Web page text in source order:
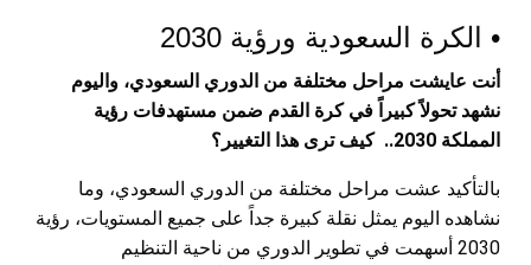
• الكرة السعودية ورؤية 2030
أنت عايشت مراحل مختلفة من الدوري السعودي، واليوم
نشهد تحولاً كبيراً في كرة القدم ضمن مستهدفات رؤية
المملكة 2030.. كيف ترى هذا التغيير؟
بالتأكيد عشت مراحل مختلفة من الدوري السعودي، وما
نشاهده اليوم يمثل نقلة كبيرة جداً على جميع المستويات، رؤية
2030 أسهمت في تطوير الدوري من ناحية التنظيم